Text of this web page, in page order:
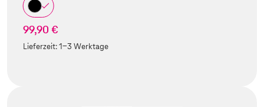
99,90 €
Lieferzeit:1-3 Werktage